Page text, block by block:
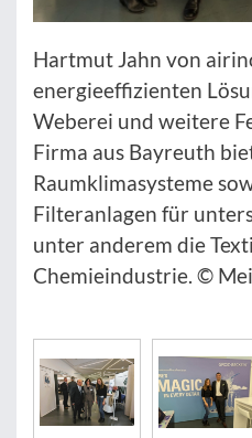
Hartmut Jahn von
energieeffizienten
Weberei und weitere
Firma aus Bayreuth
Raumklima­systeme
Filteranlagen für
unter anderem die
Chemieindustrie. ©